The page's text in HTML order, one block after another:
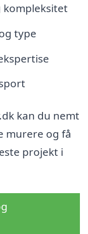
kompleksitet
type
kan du nemt
murere og få
projekt i